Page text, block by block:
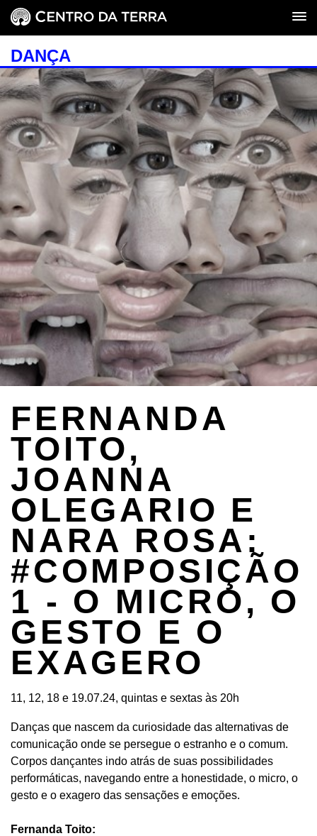
DANÇA
FERNANDA
TOITO,
JOANNA
OLEGARIO E
NARA ROSA:
#COMPOSIÇÃO
1 - O MICRO, O
GESTO E O
EXAGERO
11, 12, 18 e 19.07.24, quintas e sextas às 20h
Danças que nascem da curiosidade das alternativas de
comunicação onde se persegue o estranho e o comum.
Corpos dançantes indo atrás de suas possibilidades
performáticas, navegando entre a honestidade, o micro, o
gesto e o exagero das sensações e emoções.
Fernanda Toito: